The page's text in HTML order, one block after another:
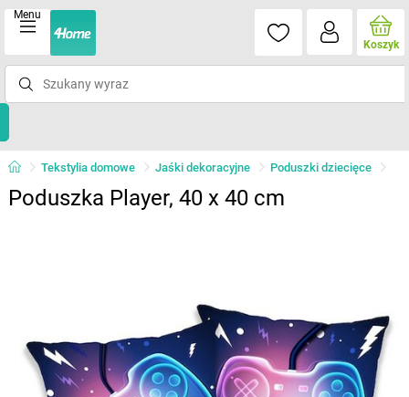
Menu
Koszyk
Tekstylia domowe Jaśki dekoracyjne Poduszki dziecięce
Poduszka Player, 40 x 40 cm